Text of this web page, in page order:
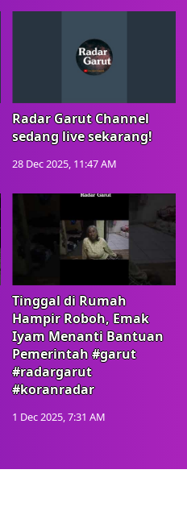
Radar Garut Channel
sedang live sekarang!
28 Dec 2025, 11:47 AM
Tinggal di Rumah
Hampir Roboh, Emak
Iyam Menanti Bantuan
Pemerintah #garut
#radargarut
#koranradar
1 Dec 2025, 7:31 AM